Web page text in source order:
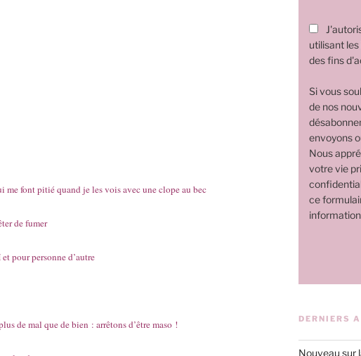
me font pitié quand je les vois avec une clope au bec
de fumer
pour personne d’autre
de mal que de bien : arrêtons d’être maso !
utilisant
des fins
Si vous
de nos
envoyons
Nous
votre vie
ce
DERNIERS
Nouveau sur